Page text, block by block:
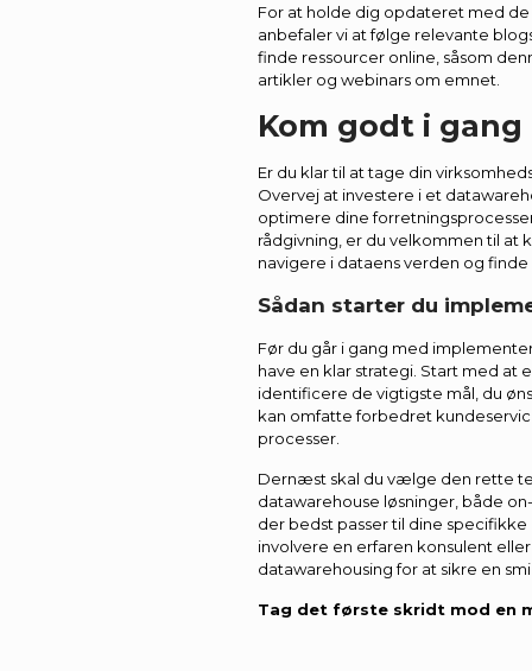
For at holde dig opdateret med
anbefaler vi at følge relevante
finde ressourcer online, såsom
artikler og webinars om emnet.
Kom godt i gang
Er du klar til at tage din
Overvej at investere i et
optimere dine
rådgivning, er du velkommen til at
navigere i dataens verden og
Sådan starter du
Før du går i gang med
have en klar strategi. Start med
identificere de vigtigste mål, du
kan omfatte forbedret
processer.
Dernæst skal du vælge den rette
datawarehouse løsninger, både
der bedst passer til dine
involvere en erfaren konsulent
datawarehousing for at sikre en
Tag det første skridt mod en